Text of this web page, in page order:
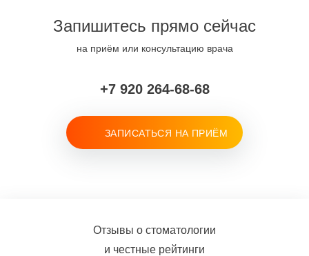
Запишитесь прямо сейчас
на приём или консультацию врача
ЗАПИСАТЬСЯ НА ПРИЁМ
+7 920 264-68-68
Отзывы о стоматологии
и честные рейтинги